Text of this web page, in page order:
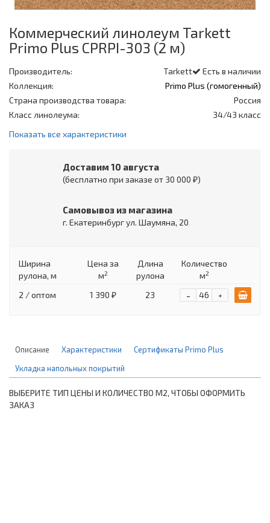
Коммерческий линолеум Tarkett
Primo Plus CPRPI-303 (2 м)
Есть в наличии
Производитель:
Tarkett
Коллекция:
Primo Plus (гомогенный)
Страна производства товара:
Россия
Класс линолеума:
34/43 класс
Показать все характеристики
Доставим 10 августа
(бесплатно при заказе от 30 000 ₽)
Самовывоз из магазина
г. Екатеринбург ул. Шаумяна, 20
Ширина
рулона, м
Цена за
м2
Длина
рулона
Количество
м2
2 / оптом 1 390 ₽ 23 +
-
Описание Характеристики
Сертификаты Primo Plus
Укладка напольных покрытий
ВЫБЕРИТЕ ТИП ЦЕНЫ И КОЛИЧЕСТВО М2, ЧТОБЫ ОФОРМИТЬ
ЗАКАЗ